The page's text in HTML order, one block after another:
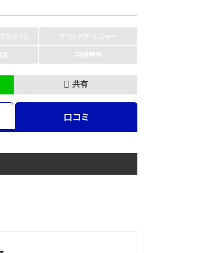
スタイル
アウトドア・レジャー
冠婚葬祭
共有
口コミ